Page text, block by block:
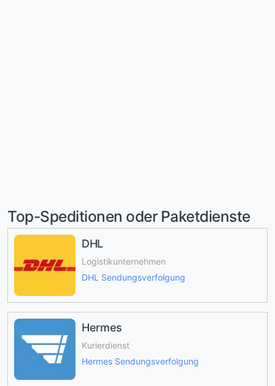
Top-Speditionen oder Paketdienste
DHL
Logistikunternehmen
DHL Sendungsverfolgung
Hermes
Kurierdienst
Hermes Sendungsverfolgung